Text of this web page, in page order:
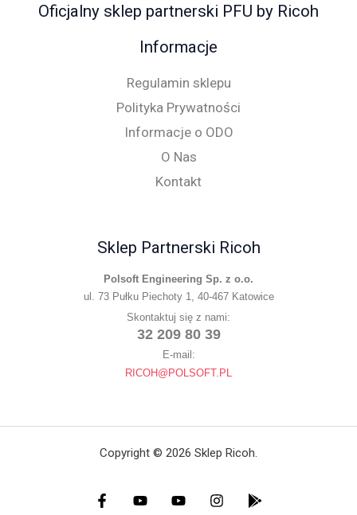
Oficjalny sklep partnerski PFU by Ricoh
Informacje
Regulamin sklepu
Polityka Prywatności
Informacje o ODO
O Nas
Kontakt
Sklep Partnerski Ricoh
Polsoft Engineering Sp. z o.o.
ul. 73 Pułku Piechoty 1, 40-467 Katowice
Skontaktuj się z nami:
32 209 80 39
E-mail:
RICOH@POLSOFT.PL
Copyright © 2026 Sklep Ricoh.